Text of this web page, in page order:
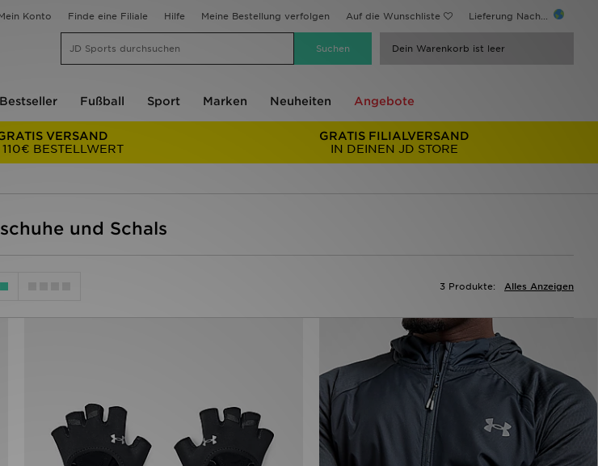
Konto Finde eine Filiale Hilfe Meine Bestellung verfolgen Auf die Wunschliste Lieferung Nach...
Dein Warenkorb ist leer
Bestseller Fußball Sport Marken Neuheiten Angebote
VERSAND
BESTELLWERT
GRATIS FILIALVERSAND
IN DEINEN JD STORE
und Schals
Alles Anzeigen
3 Produkte: